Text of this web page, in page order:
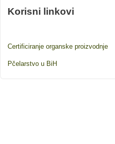
Korisni linkovi
Certificiranje organske proizvodnje
Pčelarstvo u BiH